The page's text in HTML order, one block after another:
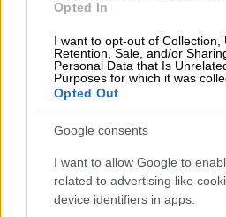
Opted In
I want to opt-out of Collection,
Retention, Sale, and/or
Personal Data that Is
Purposes for which it was
Opted Out
Google consents
I want to allow Google to
related to advertising like
device identifiers in apps.